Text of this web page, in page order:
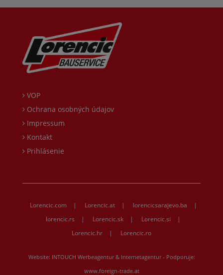
VOP
Ochrana osobných údajov
Impressum
Kontakt
Prihlásenie
Lorencic.com | Lorencic.at | lorencicsarajevo.ba
|
lorencic.rs
| Lorencic.sk | Lorencic.si
|
Lorencic.hr
| Lorencic.ro
Website: INTOUCH Werbeagentur & Internetagentur- Podporuje:
www.foreign-trade.at